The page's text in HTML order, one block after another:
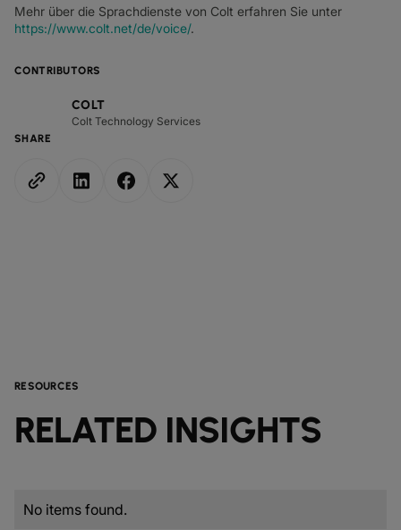
CONTRIBUTORS
COLT
Colt Technology Services
SHARE
Mehr über die Sprachdienste von Colt erfahren Sie unter
https://www.colt.net/de/voice/.
RESOURCES
RELATED INSIGHTS
No items found.